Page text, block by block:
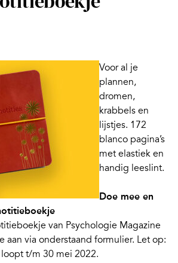
Voor al je
plannen,
dromen,
krabbels en
lijstjes. 172
blanco pagina’s
met elastiek en
handig leeslint.
Doe mee en
van Psychologie Magazine
aan via onderstaand formulier. Let op:
t/m 30 mei 2022.